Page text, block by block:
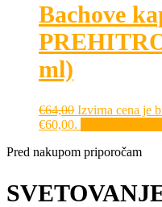
Bachove
ml)
€64,00 Izvirna cena je
€60,00.
Pred nakupom priporočam